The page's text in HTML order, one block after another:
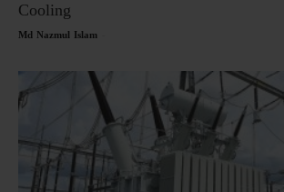
Cooling
Md Nazmul Islam